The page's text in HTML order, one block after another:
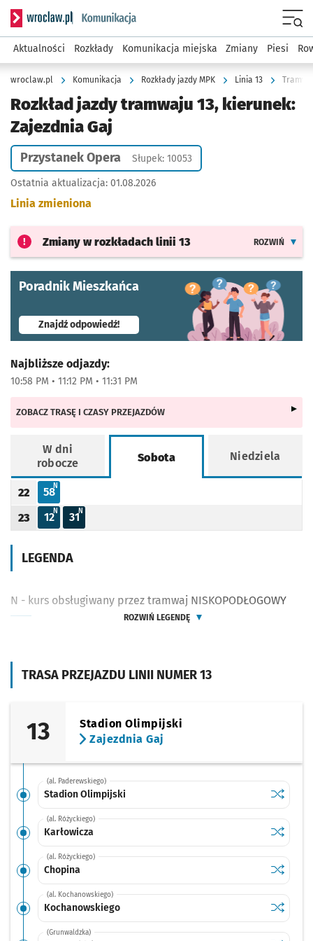
Serwis informacyjny wroclaw.pl podserwis: Komunikacja
Aktualności Rozkłady Komunikacja miejska Zmiany Piesi
wroclaw.pl Komunikacja Rozkłady jazdy MPK Linia 13
Rozkład jazdy tramwaju 13, kierunek:
Zajezdnia Gaj
Przystanek Opera Słupek: 10053
Ostatnia aktualizacja: 01.08.2026
Linia zmieniona
Zmiany w rozkładach linii 13 ROZWIŃ
Poradnik Mieszkańca
Znajdź odpowiedź!- otworzy się w nowej karcie
TRASA PRZEJAZDU LINII NUMER 13
13
Stadion Olimpijski
Zajezdnia Gaj
(al. Paderewskiego)
Stadion Olimpijski Sprawdź
Stadion
(al. Różyckiego)
Karłowicza Sprawdź
(al. Różyckiego)
Chopina Sprawdź
Chopina
(al. Kochanowskiego)
Kochanowskiego Sprawdź
(Grunwaldzka)
Najbliższe odjazdy:
10:58 PM • 11:12 PM • 11:31 PM
ZOBACZ TRASĘ I CZASY PRZEJAZDÓW
W dni
robocze
Sobota Niedziela
Rozkład jazdy -
Godzina odjazdu
22
Odjazd
58
minut po godzinie 22
N N - KURS OBSŁUGIWANY PRZEZ TRAMWAJ NISKOPODŁOGOWY
Godzina odjazdu
23
Odjazd
12
minut po godzinie 23
N N - KURS OBSŁUGIWANY PRZEZ TRAMWAJ NISKOPODŁOGOWY
Odjazd
31
minut po godzinie 23
N N - KURS OBSŁUGIWANY PRZEZ TRAMWAJ NISKOPODŁOGOWY
LEGENDA
N - kurs obsługiwany przez tramwaj NISKOPODŁOGOWY
ROZWIŃ LEGENDĘ